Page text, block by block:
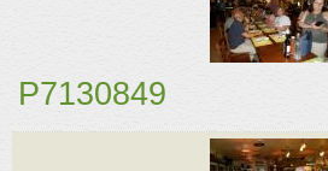
P7130849